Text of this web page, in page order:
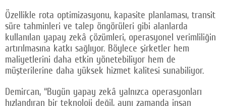
Özellikle rota optimizasyonu, kapasite planlaması, transit
süre tahminleri ve talep öngörüleri gibi alanlarda
kullanılan yapay zekâ çözümleri, operasyonel verimliliğin
artırılmasına katkı sağlıyor. Böylece şirketler hem
maliyetlerini daha etkin yönetebiliyor hem de
müşterilerine daha yüksek hizmet kalitesi sunabiliyor.
Demircan, “Bugün yapay zekâ yalnızca operasyonları
hızlandıran bir teknoloji değil, aynı zamanda insan